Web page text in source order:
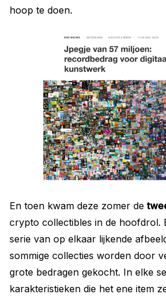
hoop te doen.
En toen kwam deze zomer de
crypto collectibles in de hoofdrol.
serie van op elkaar lijkende
sommige collecties worden door
grote bedragen gekocht. In elke
karakteristieken die het ene item